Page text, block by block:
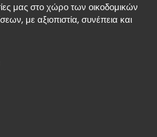
μας στο χώρο των οικοδομικών
με αξιοπιστία, συνέπεια και